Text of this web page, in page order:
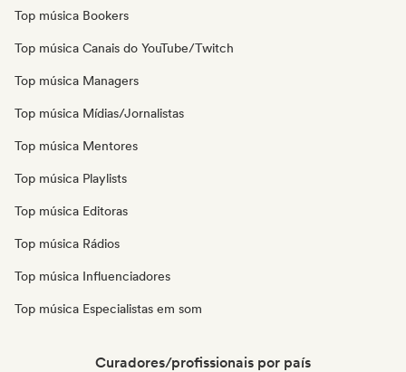
Top música Bookers
Top música Canais do YouTube/Twitch
Top música Managers
Top música Mídias/Jornalistas
Top música Mentores
Top música Playlists
Top música Editoras
Top música Rádios
Top música Influenciadores
Top música Especialistas em som
Curadores/profissionais por país